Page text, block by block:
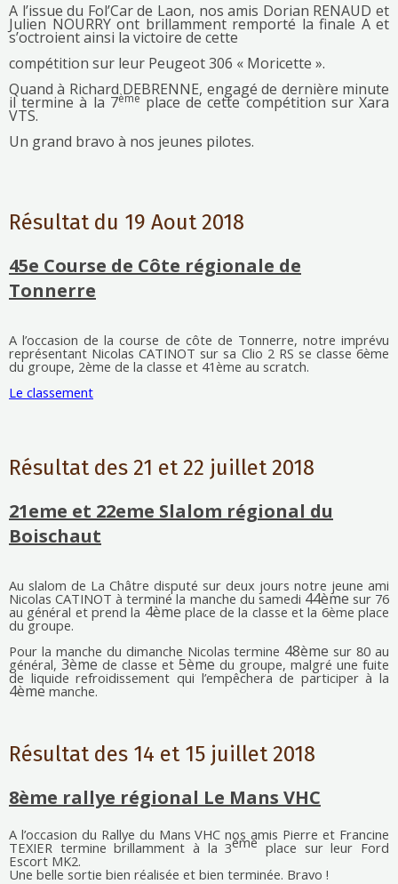
A l’issue du Fol’Car de Laon, nos amis Dorian RENAUD et
Julien NOURRY ont brillamment remporté la finale A et
s’octroient ainsi la victoire de cette
compétition sur leur Peugeot 306 « Moricette ».
Quand à Richard DEBRENNE, engagé de dernière minute
il termine à la 7ème place de cette compétition sur Xara
VTS.
Un grand bravo à nos jeunes pilotes.
Résultat du 19 Aout 2018
45e Course de Côte régionale de
Tonnerre
A l’occasion de la course de côte de Tonnerre, notre imprévu
représentant Nicolas CATINOT sur sa Clio 2 RS se classe 6ème
du groupe, 2ème de la classe et 41ème au scratch.
Le classement
Résultat des 21 et 22 juillet 2018
21eme et 22eme Slalom régional du
Boischaut
Au slalom de La Châtre disputé sur deux jours notre jeune ami
Nicolas CATINOT à terminé la manche du samedi 44ème sur 76
au général et prend la 4ème place de la classe et la 6èmeplace
du groupe.
Pour la manche du dimanche Nicolas termine 48ème sur 80 au
général, 3ème de classe et 5ème du groupe, malgré une fuite
de liquide refroidissement qui l’empêchera de participer à la
4ème manche.
Résultat des 14 et 15 juillet 2018
8ème rallye régional Le Mans VHC
A l’occasion du Rallye du Mans VHC nos amis Pierre et Francine
TEXIER termine brillamment à la 3ème place sur leur Ford
Escort MK2.
Une belle sortie bien réalisée et bien terminée. Bravo !